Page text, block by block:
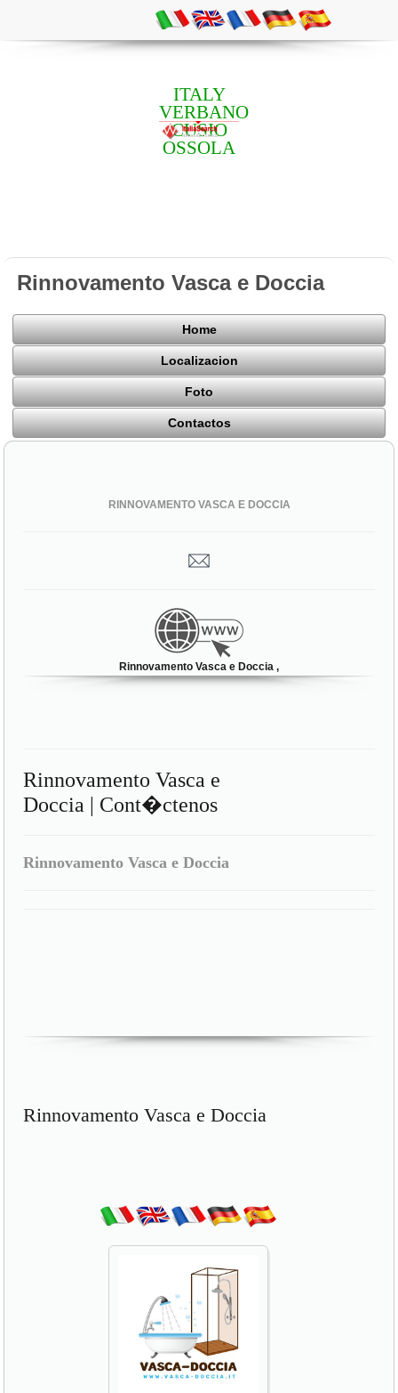
ITALY
VERBANO
CUSIO
OSSOLA
Rinnovamento Vasca e Doccia
Home
Localizacion
Foto
Contactos
RINNOVAMENTO VASCA E DOCCIA
Rinnovamento Vasca e Doccia ,
Rinnovamento Vasca e
Doccia | Cont�ctenos
Rinnovamento Vasca e Doccia
Rinnovamento Vasca e Doccia